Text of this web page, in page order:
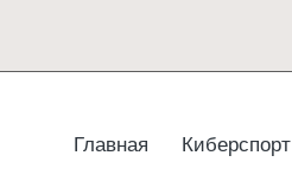
Главная Киберспорт